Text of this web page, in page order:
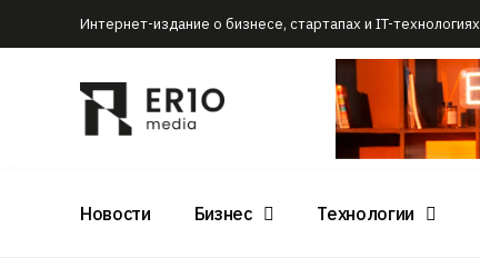
Интернет-издание о бизнесе, стартапах и IT-технологиях
Новости Бизнес Технологии